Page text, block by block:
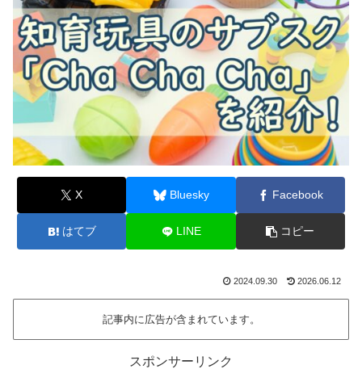
X Bluesky Facebook
はてブ LINE コピー
2024.09.30 2026.06.12
記事内に広告が含まれています。
スポンサーリンク